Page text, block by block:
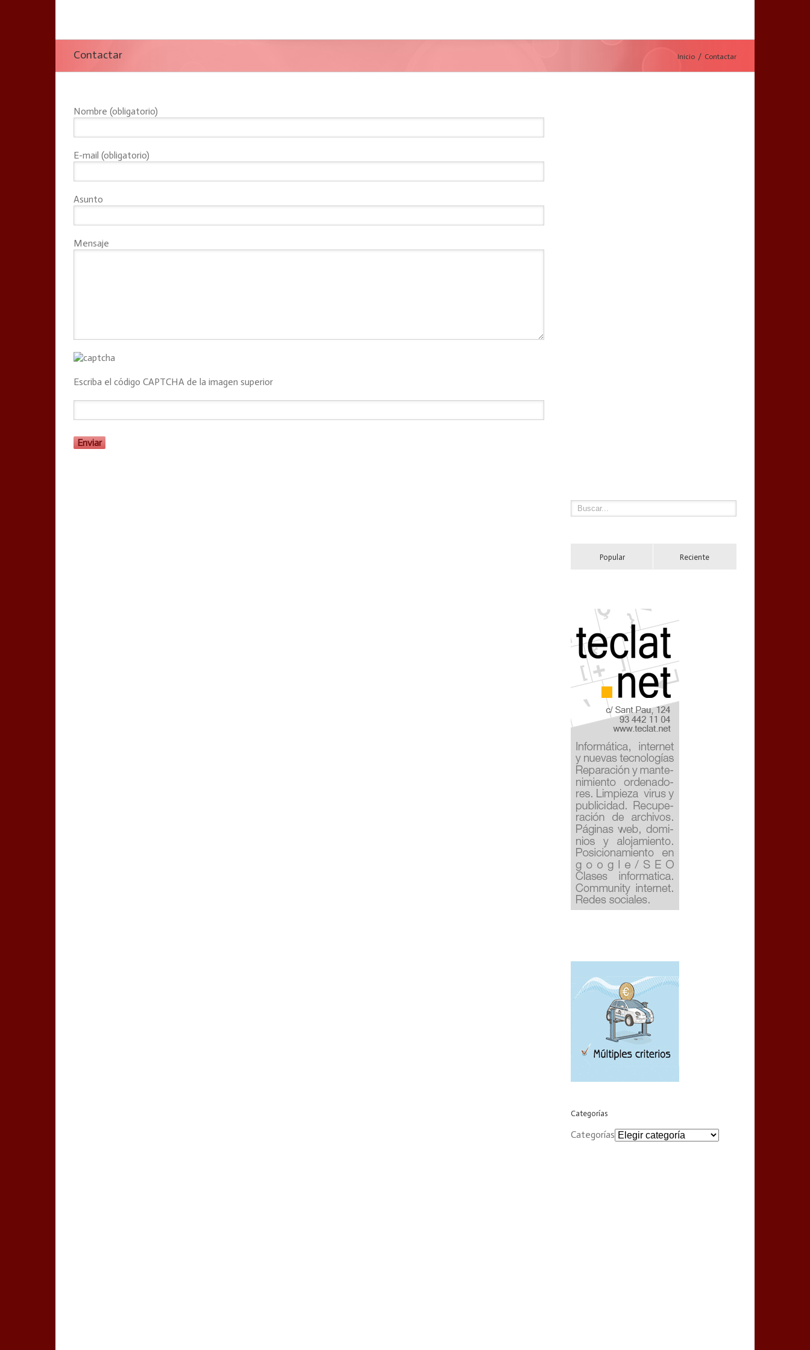
Contactar Inicio Contactar
Nombre (obligatorio)
E-mail (obligatorio)
Asunto
Mensaje
Escriba el código CAPTCHA de la imagen superior
Popular Reciente
Categorías
Categorías